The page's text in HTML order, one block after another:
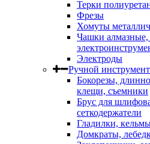
Терки
Фрезы
Хомуты
Чашки алмазные,
Электроды
Ручной
Бокорезы,
клещи, съемники
Брус для
сеткодержатели
Гладилки,
Домкраты,